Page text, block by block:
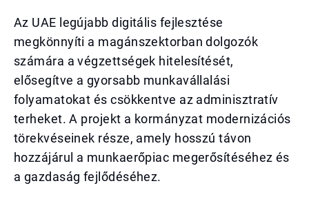
Az UAE legújabb digitális fejlesztése
megkönnyíti a magánszektorban dolgozók
számára a végzettségek hitelesítését,
elősegítve a gyorsabb munkavállalási
folyamatokat és csökkentve az adminisztratív
terheket. A projekt a kormányzat modernizációs
törekvéseinek része, amely hosszú távon
hozzájárul a munkaerőpiac megerősítéséhez és
a gazdaság fejlődéséhez.